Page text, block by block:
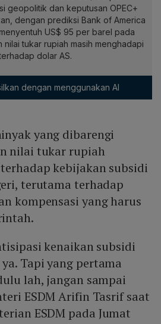
geopolitik dan keputusan OPEC+
dengan prediksi Bank of America
US$ 95 per barel pada
nilai tukar rupiah masih menghadapi
dolar AS.
dengan menggunakan AI
yang dibarengi
nilai tukar rupiah
kebijakan subsidi
terutama terhadap
kompensasi yang harus
kenaikan subsidi
Tapi yang pertama
lah, jangan sampai
ESDM Arifin Tasrif saat
ESDM pada Jumat